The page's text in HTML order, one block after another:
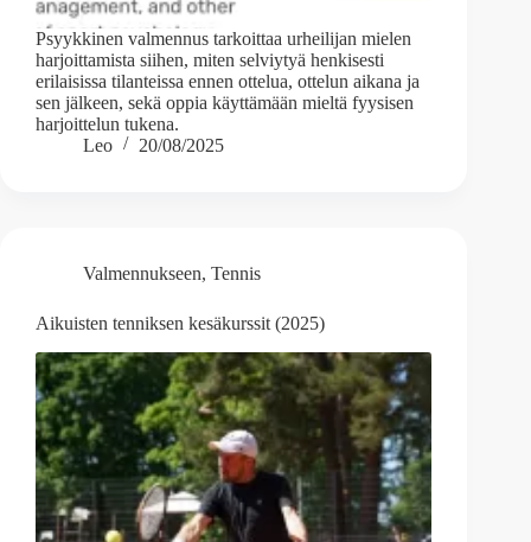
Psyykkinen valmennus tarkoittaa urheilijan mielen
harjoittamista siihen, miten selviytyä henkisesti
erilaisissa tilanteissa ennen ottelua, ottelun aikana ja
sen jälkeen, sekä oppia käyttämään mieltä fyysisen
harjoittelun tukena.
Leo
20/08/2025
Valmennukseen, Tennis
Aikuisten tenniksen kesäkurssit (2025)